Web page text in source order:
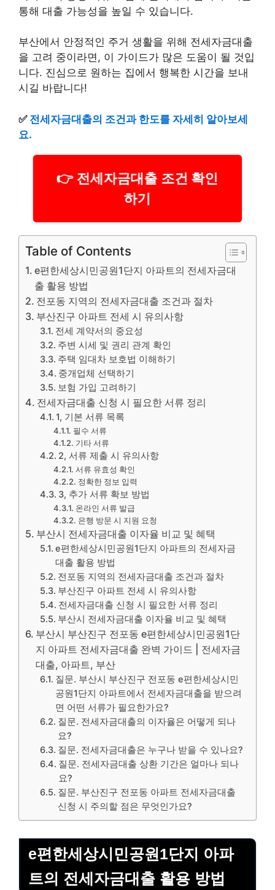
통해 대출 가능성을 높일 수 있습니다.
부산에서 안정적인 주거 생활을 위해 전세자금대출
을 고려 중이라면, 이 가이드가 많은 도움이 될 것입
니다. 진심으로 원하는 집에서 행복한 시간을 보내
시길 바랍니다!
✅ 전세자금대출의 조건과 한도를 자세히 알아보세
요.
👉 전세자금대출 조건 확인
하기
Table of Contents
e편한세상시민공원1단지 아파트의 전세자금대
출 활용 방법
전포동 지역의 전세자금대출 조건과 절차
부산진구 아파트 전세 시 유의사항
전세 계약서의 중요성
주변 시세 및 권리 관계 확인
주택 임대차 보호법 이해하기
중개업체 선택하기
보험 가입 고려하기
전세자금대출 신청 시 필요한 서류 정리
1, 기본 서류 목록
필수 서류
기타 서류
2, 서류 제출 시 유의사항
서류 유효성 확인
정확한 정보 입력
3, 추가 서류 확보 방법
온라인 서류 발급
은행 방문 시 지원 요청
부산시 전세자금대출 이자율 비교 및 혜택
e편한세상시민공원1단지 아파트의 전세자금
대출 활용 방법
전포동 지역의 전세자금대출 조건과 절차
부산진구 아파트 전세 시 유의사항
전세자금대출 신청 시 필요한 서류 정리
부산시 전세자금대출 이자율 비교 및 혜택
부산시 부산진구 전포동 e편한세상시민공원1단
지 아파트 전세자금대출 완벽 가이드 | 전세자금
대출, 아파트, 부산
질문. 부산시 부산진구 전포동 e편한세상시민
공원1단지 아파트에서 전세자금대출을 받으려
면 어떤 서류가 필요한가요?
질문. 전세자금대출의 이자율은 어떻게 되나
요?
질문. 전세자금대출은 누구나 받을 수 있나요?
질문. 전세자금대출 상환 기간은 얼마나 되나
요?
질문. 부산진구 전포동 아파트 전세자금대출
신청 시 주의할 점은 무엇인가요?
e편한세상시민공원1단지 아파
트의 전세자금대출 활용 방법